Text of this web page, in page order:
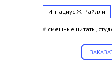
Игнациус Ж. Райлли
# смешные цитаты,